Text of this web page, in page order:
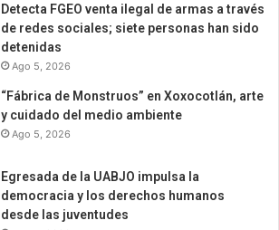
Detecta FGEO venta ilegal de armas a través
de redes sociales; siete personas han sido
detenidas
Ago 5, 2026
“Fábrica de Monstruos” en Xoxocotlán, arte
y cuidado del medio ambiente
Ago 5, 2026
Egresada de la UABJO impulsa la
democracia y los derechos humanos
desde las juventudes